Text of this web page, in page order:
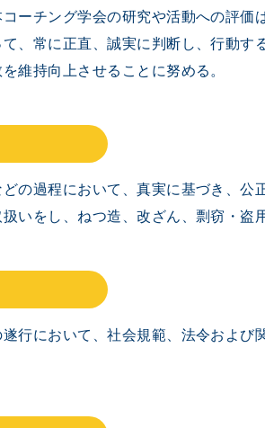
ーチング学会の研究や活動への評価
、常に正直、誠実に判断し、行動
維持向上させることに努める。
の過程において、真実に基づき、公
いをし、ねつ造、改ざん、剽窃・盗
行において、社会規範、法令および